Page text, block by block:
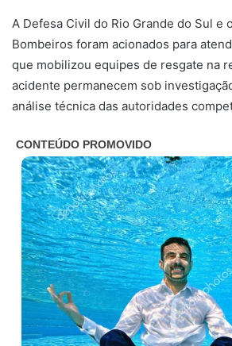
A Defesa Civil do Rio Grande do Sul e
Bombeiros foram acionados para
que mobilizou equipes de resgate na
acidente permanecem sob
análise técnica das autoridades